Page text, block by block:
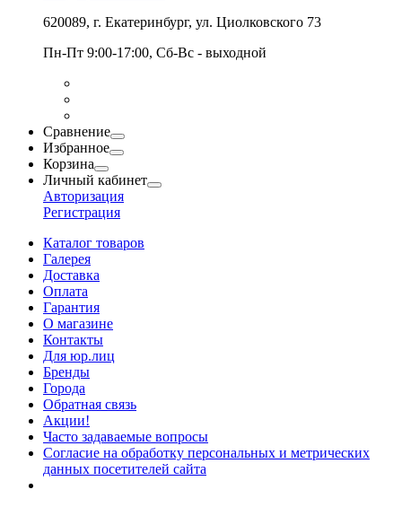
620089, г. Екатеринбург, ул. Циолковского 73
Пн-Пт 9:00-17:00, Сб-Вс - выходной
Сравнение
Избранное
Корзина
Личный кабинет
Авторизация
Регистрация
Каталог товаров
Галерея
Доставка
Оплата
Гарантия
О магазине
Контакты
Для юр.лиц
Бренды
Города
Обратная связь
Акции!
Часто задаваемые вопросы
Согласие на обработку персональных и метрических
данных посетителей сайта